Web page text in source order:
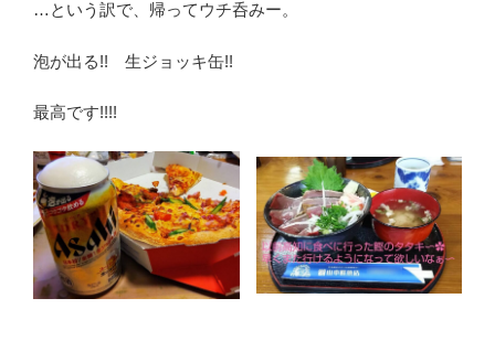
…という訳で、帰ってウチ呑みー。
泡が出る!! 生ジョッキ缶!!
最高です!!!!